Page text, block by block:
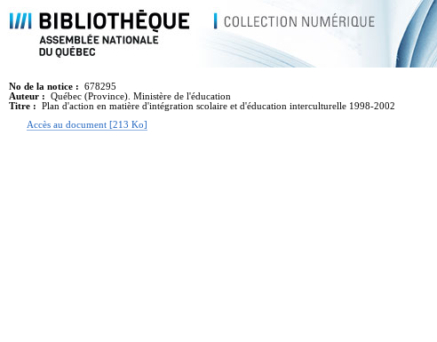
No de la notice :
678295
Auteur :
Québec (Province). Ministère de l'éducation
Titre :
Plan d'action en matière d'intégration scolaire et d'éducation interculturelle 1998-2002
Accès au document [213 Ko]